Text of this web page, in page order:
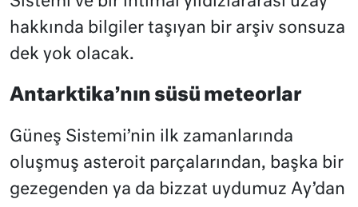
hakkında bilgiler taşıyan bir arşiv sonsuza
dek yok olacak.
Antarktika’nın süsü meteorlar
Güneş Sistemi’nin ilk zamanlarında
oluşmuş asteroit parçalarından, başka bir
gezegenden ya da bizzat uydumuz Ay’dan